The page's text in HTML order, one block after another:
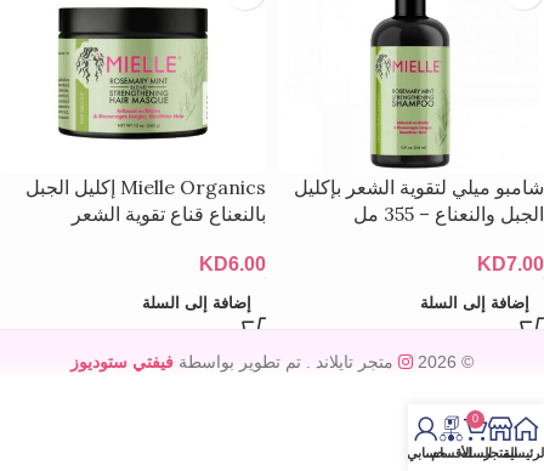
شامبو ميلي لتقوية الشعر بإكليل
الجبل والنعناع – 355 مل
KD7.00
إضافة إلى السلة
Mielle Organics إكليل الجبل
بالنعناع قناع تقوية الشعر
KD6.00
إضافة إلى السلة
© 2026 متجر تايلاند . تم تطوير بواسطة فيفتي ستوديوز
المتجر
0
السلهالأقسامحسابي